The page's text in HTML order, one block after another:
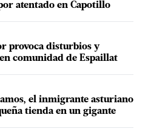
atentado en Capotillo
provoca disturbios y
comunidad de Espaillat
el inmigrante asturiano
tienda en un gigante